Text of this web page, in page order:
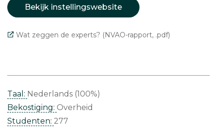
Bekijk instellingswebsite
Wat zeggen de experts? (NVAO-rapport, .pdf)
Taal: Nederlands (100%)
Bekostiging: Overheid
Studenten: 277